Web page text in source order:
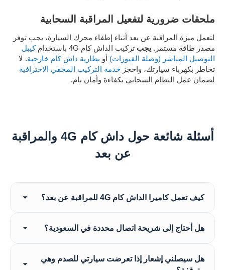
ملحقات ضرورية لتفعيل المراقبة السحابية
لتعمل ميزة المراقبة عن بعد أثناء إطفاء محرك السيارة، يجب توفر
مصدر طاقة مستمر. يجب تركيب الداش كام 4G باستخدام
كيبل
التوصيل المباشر (وصلة الفيوزات) أو بطارية داش كام خارجية. لا
تخاطر بكهرباء سيارتك، واحجز خدمة التركيب المخفي الاحترافية
لضمان عمل النظام السحابي بكفاءة وأمان تام.
أسئلة شائعة حول داش كام 4G والمراقبة
عن بعد
كيف تعمل كاميرا الداش كام 4G للمراقبة عن بعد؟
4G قياسية. يتيح هذا الاتصال النشط رفع اللقطات إلى
فورية عند الاصطدام مباشرة على هاتفك الذكي من أي
هل أحتاج إلى شريحة اتصال محددة في السعودية؟
القياسية من جميع مزودي الاتصالات الرئيسيين في
هل سيصلني إشعار إذا تعرضت سيارتي للصدم وهي